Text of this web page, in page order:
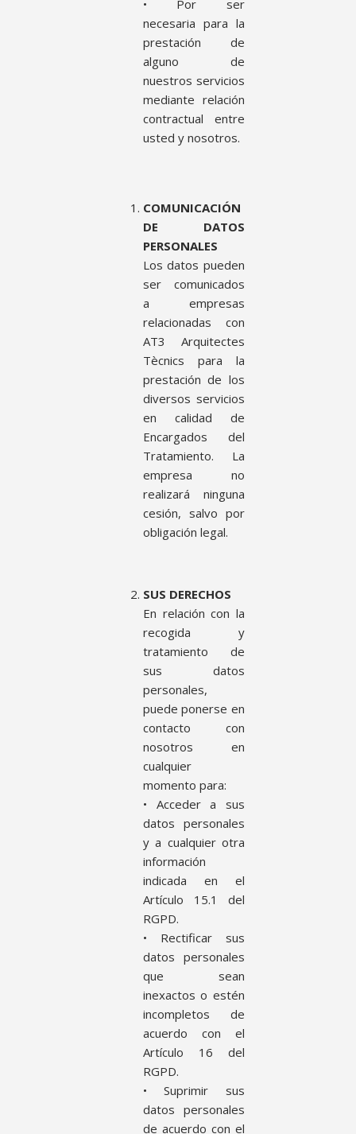
• Por ser
necesaria para la
prestación de
alguno de
nuestros servicios
mediante relación
contractual entre
usted y nosotros.
COMUNICACIÓN
DE DATOS
PERSONALES
Los datos pueden
ser comunicados
a empresas
relacionadas con
AT3 Arquitectes
Tècnics para la
prestación de los
diversos servicios
en calidad de
Encargados del
Tratamiento. La
empresa no
realizará ninguna
cesión, salvo por
obligación legal.
SUS DERECHOS
En relación con la
recogida y
tratamiento de
sus datos
personales,
puede ponerse en
contacto con
nosotros en
cualquier
momento para:
• Acceder a sus
datos personales
y a cualquier otra
información
indicada en el
Artículo 15.1 del
RGPD.
• Rectificar sus
datos personales
que sean
inexactos o estén
incompletos de
acuerdo con el
Artículo 16 del
RGPD.
• Suprimir sus
datos personales
de acuerdo con el